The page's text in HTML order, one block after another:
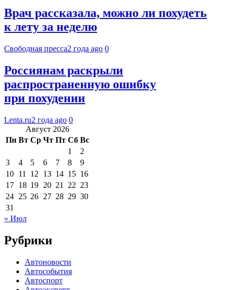
Врач рассказала, можно ли похудеть
к лету за неделю
Свободная пресса2 года ago 0
Россиянам раскрыли
распространенную ошибку
при похудении
Lenta.ru2 года ago 0
Август 2026
Пн Вт Ср Чт Пт Сб Вс
1
2
3
4 5 6 7 8
9
10 11 12 13 14 15 16
17 18 19 20 21 22 23
24 25 26 27 28 29 30
31
« Июл
Рубрики
Автоновости
Автособытия
Автоспорт